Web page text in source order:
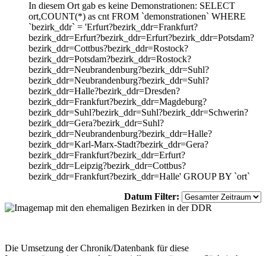
In diesem Ort gab es keine Demonstrationen: SELECT
ort,COUNT(*) as cnt FROM `demonstrationen` WHERE
`bezirk_ddr` = 'Erfurt?bezirk_ddr=Frankfurt?
bezirk_ddr=Erfurt?bezirk_ddr=Erfurt?bezirk_ddr=Potsdam?
bezirk_ddr=Cottbus?bezirk_ddr=Rostock?
bezirk_ddr=Potsdam?bezirk_ddr=Rostock?
bezirk_ddr=Neubrandenburg?bezirk_ddr=Suhl?
bezirk_ddr=Neubrandenburg?bezirk_ddr=Suhl?
bezirk_ddr=Halle?bezirk_ddr=Dresden?
bezirk_ddr=Frankfurt?bezirk_ddr=Magdeburg?
bezirk_ddr=Suhl?bezirk_ddr=Suhl?bezirk_ddr=Schwerin?
bezirk_ddr=Gera?bezirk_ddr=Suhl?
bezirk_ddr=Neubrandenburg?bezirk_ddr=Halle?
bezirk_ddr=Karl-Marx-Stadt?bezirk_ddr=Gera?
bezirk_ddr=Frankfurt?bezirk_ddr=Erfurt?
bezirk_ddr=Leipzig?bezirk_ddr=Cottbus?
bezirk_ddr=Frankfurt?bezirk_ddr=Halle' GROUP BY `ort`
Datum Filter:
Die Umsetzung der Chronik/Datenbank für diese